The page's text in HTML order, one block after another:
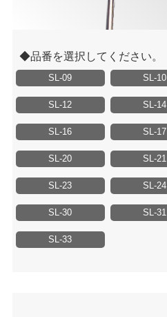
品番を選択してください。
SL-09 SL-10
SL-12 SL-14
SL-16 SL-17
SL-20 SL-21
SL-23 SL-24
SL-30 SL-31
SL-33